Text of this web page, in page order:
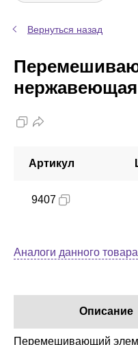
Вернуться назад
нержавеющая
Артикул
9407
Аналоги данного товара
Описание
Перемешивающий